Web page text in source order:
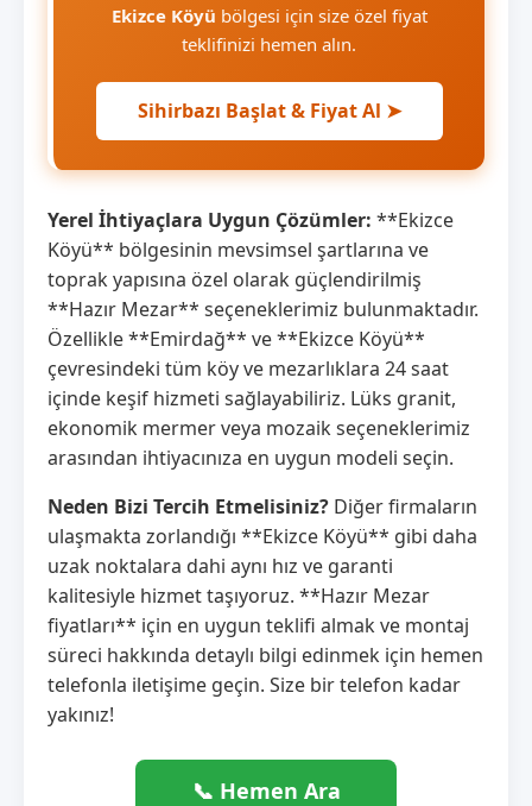
Ekizce Köyü bölgesi için size özel fiyat
teklifinizi hemen alın.
Sihirbazı Başlat & Fiyat Al ➤
Yerel İhtiyaçlara Uygun Çözümler: **Ekizce
Köyü** bölgesinin mevsimsel şartlarına ve
toprak yapısına özel olarak güçlendirilmiş
**Hazır Mezar** seçeneklerimiz bulunmaktadır.
Özellikle **Emirdağ** ve **Ekizce Köyü**
çevresindeki tüm köy ve mezarlıklara 24 saat
içinde keşif hizmeti sağlayabiliriz. Lüks granit,
ekonomik mermer veya mozaik seçeneklerimiz
arasından ihtiyacınıza en uygun modeli seçin.
Neden Bizi Tercih Etmelisiniz? Diğer firmaların
ulaşmakta zorlandığı **Ekizce Köyü** gibi daha
uzak noktalara dahi aynı hız ve garanti
kalitesiyle hizmet taşıyoruz. **Hazır Mezar
fiyatları** için en uygun teklifi almak ve montaj
süreci hakkında detaylı bilgi edinmek için hemen
telefonla iletişime geçin. Size bir telefon kadar
yakınız!
📞 Hemen Ara